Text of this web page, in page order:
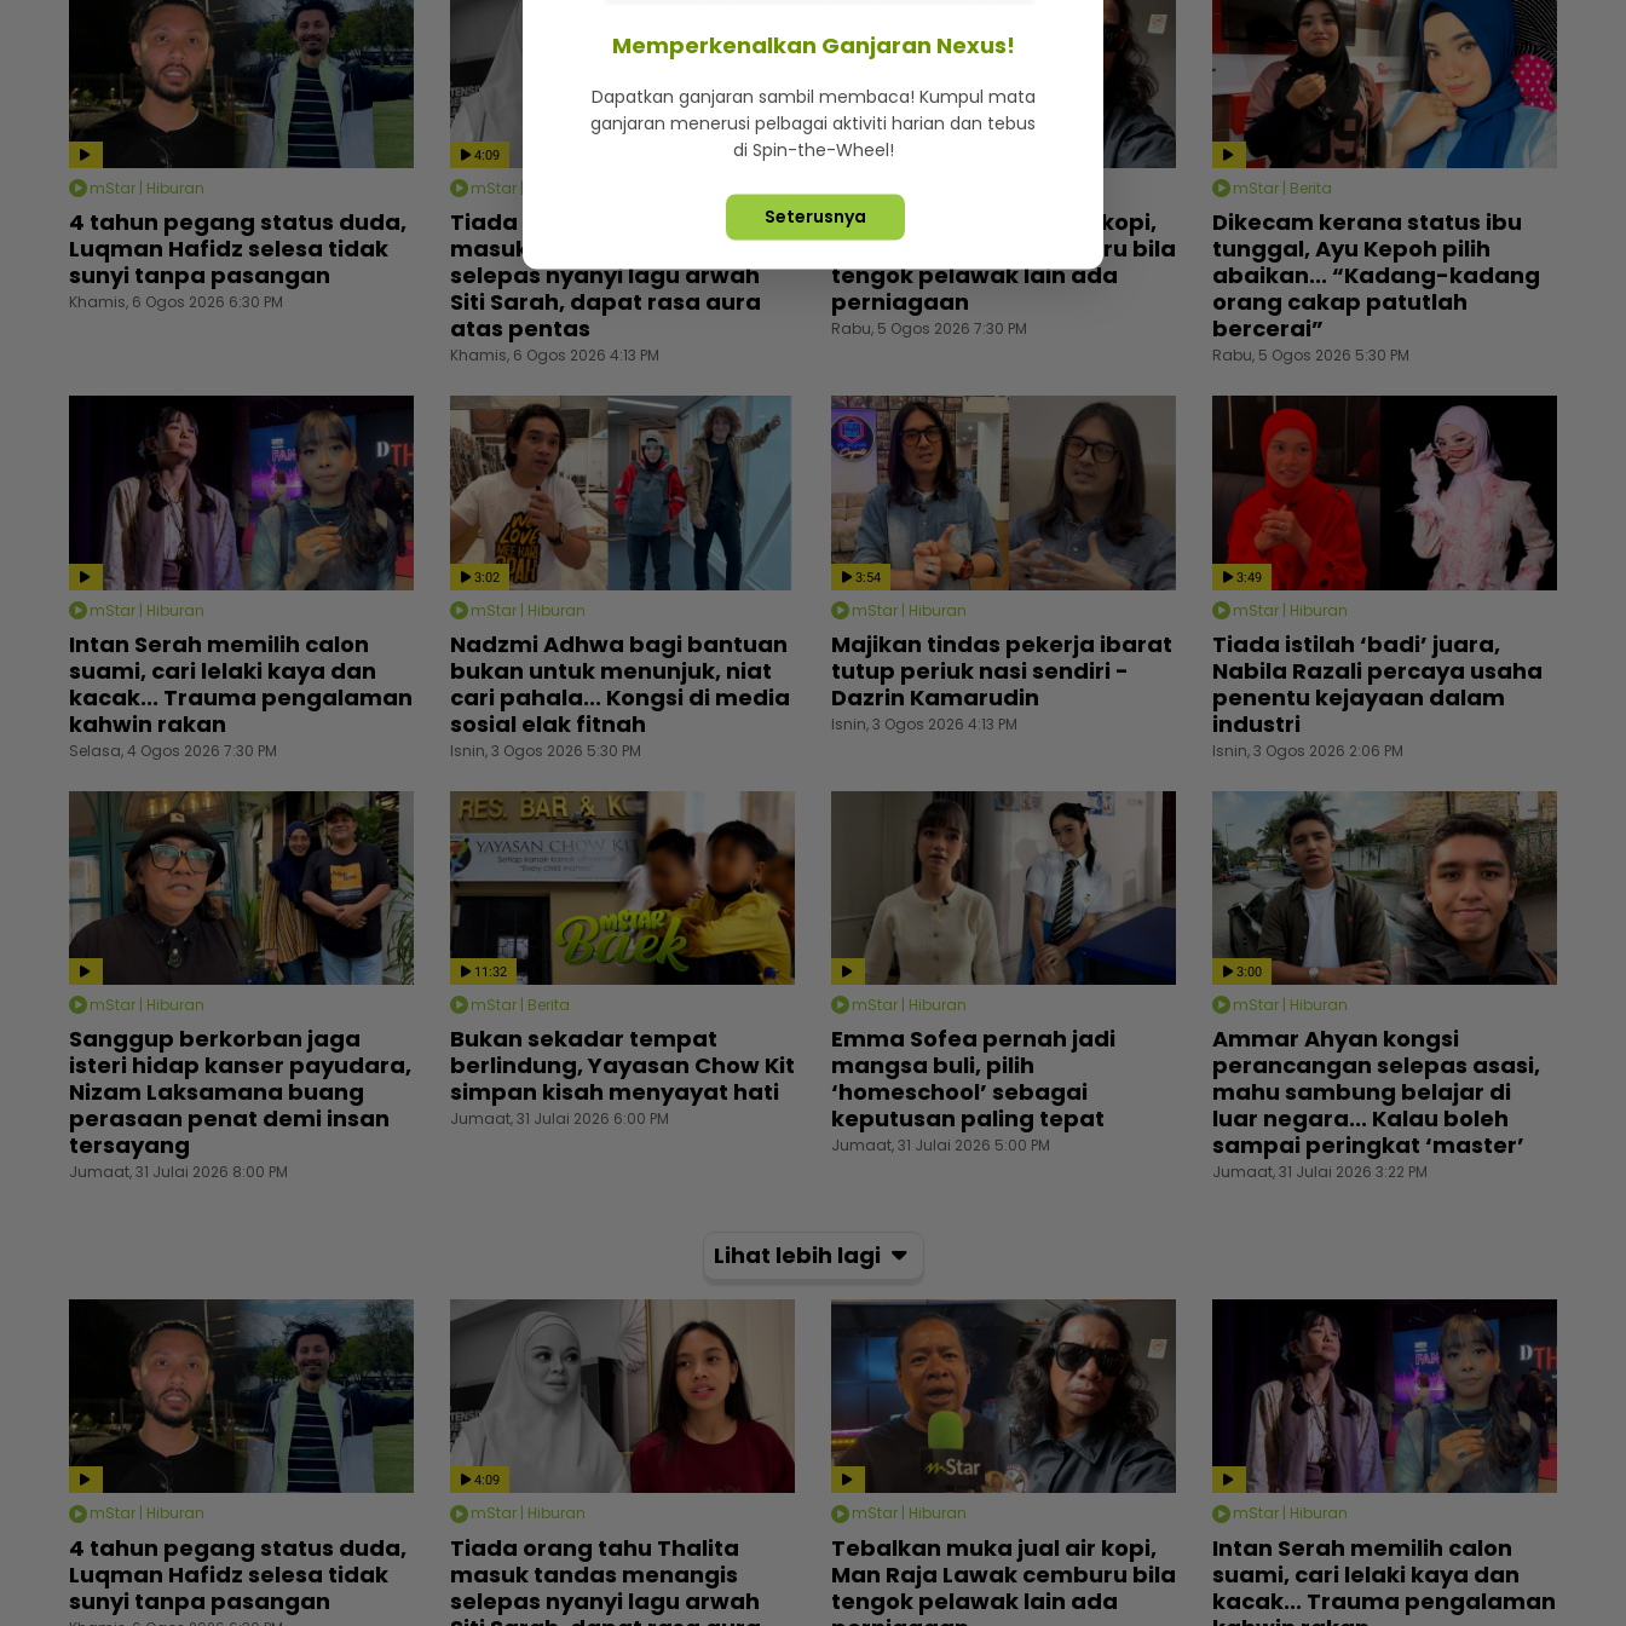
mStar | Hiburan
4 tahun pegang status duda,
Luqman Hafidz selesa tidak
sunyi tanpa pasangan
Khamis, 6 Ogos 2026 6:30 PM
4:09
mStar | Hiburan
Tiada orang tahu Thalita
masuk tandas menangis
selepas nyanyi lagu arwah
Siti Sarah, dapat rasa aura
atas pentas
Khamis, 6 Ogos 2026 4:13 PM
Tebalkan muka jual air kopi,
Man Raja Lawak cemburu bila
tengok pelawak lain ada
perniagaan
Rabu, 5 Ogos 2026 7:30 PM
mStar | Berita
Dikecam kerana status ibu
tunggal, Ayu Kepoh pilih
abaikan... “Kadang-kadang
orang cakap patutlah
bercerai”
Rabu, 5 Ogos 2026 5:30 PM
mStar | Hiburan
Intan Serah memilih calon
suami, cari lelaki kaya dan
kacak... Trauma pengalaman
kahwin rakan
Selasa, 4 Ogos 2026 7:30 PM
3:02
mStar | Hiburan
Nadzmi Adhwa bagi bantuan
bukan untuk menunjuk, niat
cari pahala... Kongsi di media
sosial elak fitnah
Isnin, 3 Ogos 2026 5:30 PM
3:54
mStar | Hiburan
Majikan tindas pekerja ibarat
tutup periuk nasi sendiri -
Dazrin Kamarudin
Isnin, 3 Ogos 2026 4:13 PM
3:49
mStar | Hiburan
Tiada istilah ‘badi’ juara,
Nabila Razali percaya usaha
penentu kejayaan dalam
industri
Isnin, 3 Ogos 2026 2:06 PM
mStar | Hiburan
Sanggup berkorban jaga
isteri hidap kanser payudara,
Nizam Laksamana buang
perasaan penat demi insan
tersayang
Jumaat, 31 Julai 2026 8:00 PM
11:32
mStar | Berita
Bukan sekadar tempat
berlindung, Yayasan Chow Kit
simpan kisah menyayat hati
Jumaat, 31 Julai 2026 6:00 PM
mStar | Hiburan
Emma Sofea pernah jadi
mangsa buli, pilih
‘homeschool’ sebagai
keputusan paling tepat
Jumaat, 31 Julai 2026 5:00 PM
3:00
mStar | Hiburan
Ammar Ahyan kongsi
perancangan selepas asasi,
mahu sambung belajar di
luar negara... Kalau boleh
sampai peringkat ‘master’
Jumaat, 31 Julai 2026 3:22 PM
Lihat lebih lagi
mStar | Hiburan
4 tahun pegang status duda,
Luqman Hafidz selesa tidak
sunyi tanpa pasangan
4:09
mStar | Hiburan
Tiada orang tahu Thalita
masuk tandas menangis
selepas nyanyi lagu arwah
mStar | Hiburan
Tebalkan muka jual air kopi,
Man Raja Lawak cemburu bila
tengok pelawak lain ada
mStar | Hiburan
Intan Serah memilih calon
suami, cari lelaki kaya dan
kacak... Trauma pengalaman
Memperkenalkan Ganjaran Nexus!
Dapatkan ganjaran sambil membaca! Kumpul mata
ganjaran menerusi pelbagai aktiviti harian dan tebus
di Spin-the-Wheel!
Seterusnya